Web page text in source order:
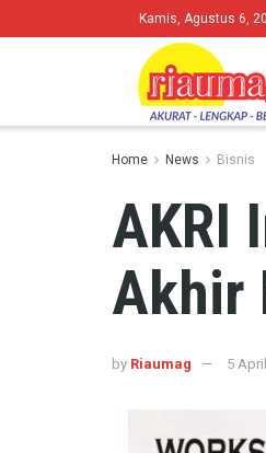
Kamis, Agustus 6,
Home News Bisnis
AKRI
Akhir
by Riaumag 5